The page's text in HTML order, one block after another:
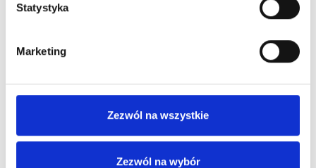
Statystyka
Marketing
Zezwól na wszystkie
Zezwól na wybór